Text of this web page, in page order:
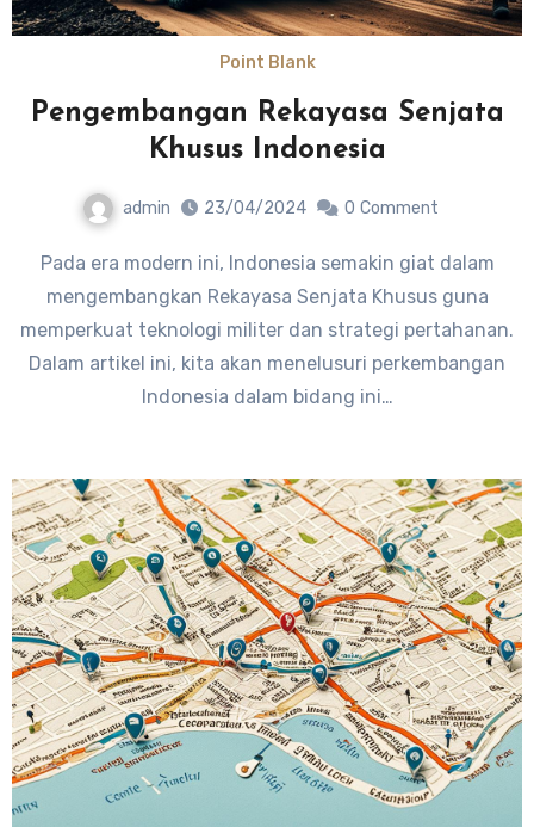
Point Blank
Pengembangan Rekayasa Senjata
Khusus Indonesia
admin 23/04/2024 0 Comment
Pada era modern ini, Indonesia semakin giat dalam
mengembangkan Rekayasa Senjata Khusus guna
memperkuat teknologi militer dan strategi pertahanan.
Dalam artikel ini, kita akan menelusuri perkembangan
Indonesia dalam bidang ini…